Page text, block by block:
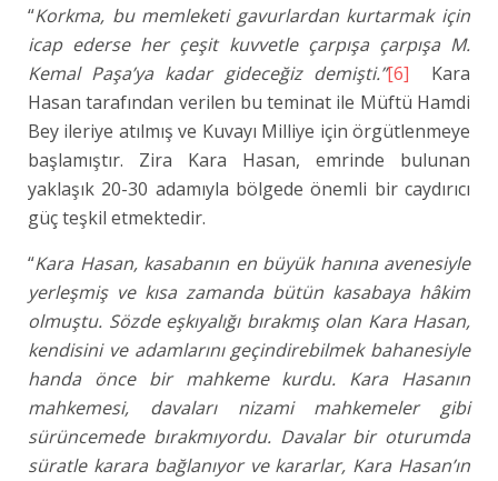
“Korkma, bu memleketi gavurlardan kurtarmak için
icap ederse her çeşit kuvvetle çarpışa çarpışa M.
Kemal Paşa’ya kadar gideceğiz demişti.”[6] Kara
Hasan tarafından verilen bu teminat ile Müftü Hamdi
Bey ileriye atılmış ve Kuvayı Milliye için örgütlenmeye
başlamıştır. Zira Kara Hasan, emrinde bulunan
yaklaşık 20-30 adamıyla bölgede önemli bir caydırıcı
güç teşkil etmektedir.
“Kara Hasan, kasabanın en büyük hanına avenesiyle
yerleşmiş ve kısa zamanda bütün kasabaya hâkim
olmuştu. Sözde eşkıyalığı bırakmış olan Kara Hasan,
kendisini ve adamlarını geçindirebilmek bahanesiyle
handa önce bir mahkeme kurdu. Kara Hasanın
mahkemesi, davaları nizami mahkemeler gibi
sürüncemede bırakmıyordu. Davalar bir oturumda
süratle karara bağlanıyor ve kararlar, Kara Hasan’ın